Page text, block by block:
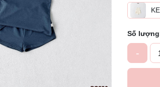
Số
-